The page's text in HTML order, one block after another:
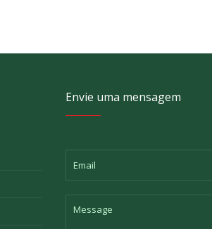
Envie uma mensagem